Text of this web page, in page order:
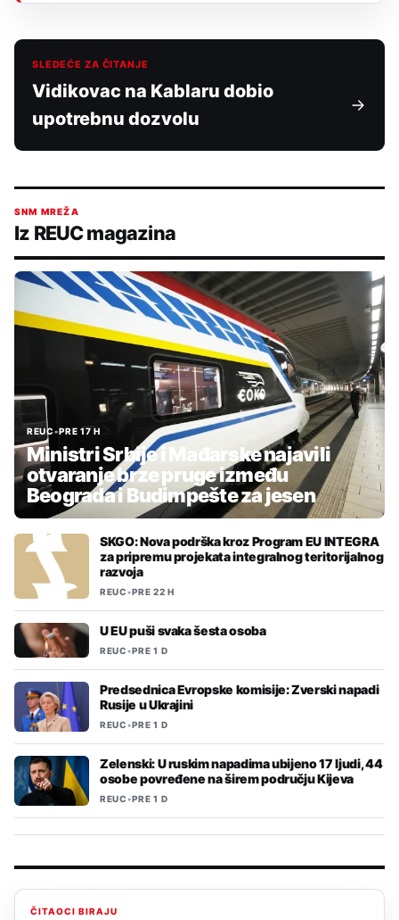
SLEDEĆE ZA ČITANJE
Vidikovac na Kablaru dobio
upotrebnu dozvolu
SNM MREŽA
Iz REUC magazina
REUC•PRE 17 H
Ministri Srbije i Mađarske najavili
otvaranje brze pruge između
Beograda i Budimpešte za jesen
SKGO: Nova podrška kroz Program EU INTEGRA
za pripremu projekata integralnog teritorijalnog
razvoja
REUC•PRE 22 H
U EU puši svaka šesta osoba
REUC•PRE 1 D
Predsednica Evropske komisije: Zverski napadi
Rusije u Ukrajini
REUC•PRE 1 D
Zelenski: U ruskim napadima ubijeno 17 ljudi, 44
osobe povređene na širem području Kijeva
REUC•PRE 1 D
ČITAOCI BIRAJU